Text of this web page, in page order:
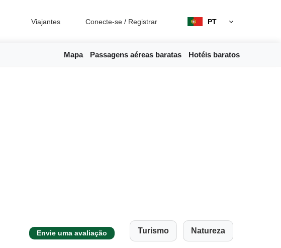
Viajantes Conecte-se / Registrar PT
Mapa Passagens aéreas baratas Hotéis baratos
Envie uma avaliação Turismo Natureza